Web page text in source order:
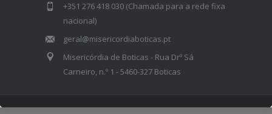
+351 276 418 030 (Chamada para a rede fixa
nacional)
geral@misericordiaboticas.pt
Misericórdia de Boticas - Rua Drº Sá
Carneiro, n.º 1 - 5460-327 Boticas